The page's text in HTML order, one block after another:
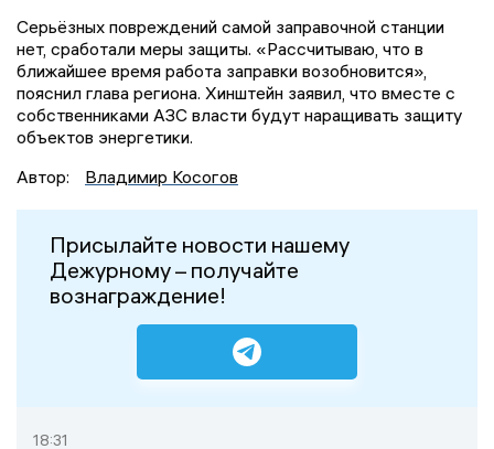
Серьёзных повреждений самой заправочной станции
нет, сработали меры защиты. «Рассчитываю, что в
ближайшее время работа заправки возобновится»,
пояснил глава региона. Хинштейн заявил, что вместе с
собственниками АЗС власти будут наращивать защиту
объектов энергетики.
Автор:
Владимир Косогов
Присылайте новости нашему
Дежурному – получайте
вознаграждение!
18:31